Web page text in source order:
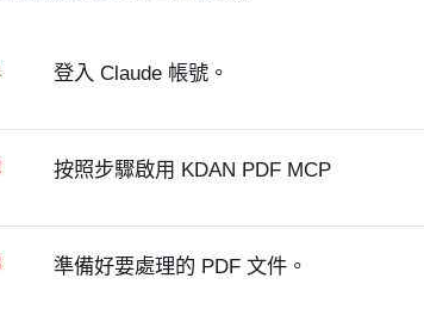
登入 Claude 帳號。
按照步驟啟用 KDAN PDF MCP
準備好要處理的 PDF 文件。